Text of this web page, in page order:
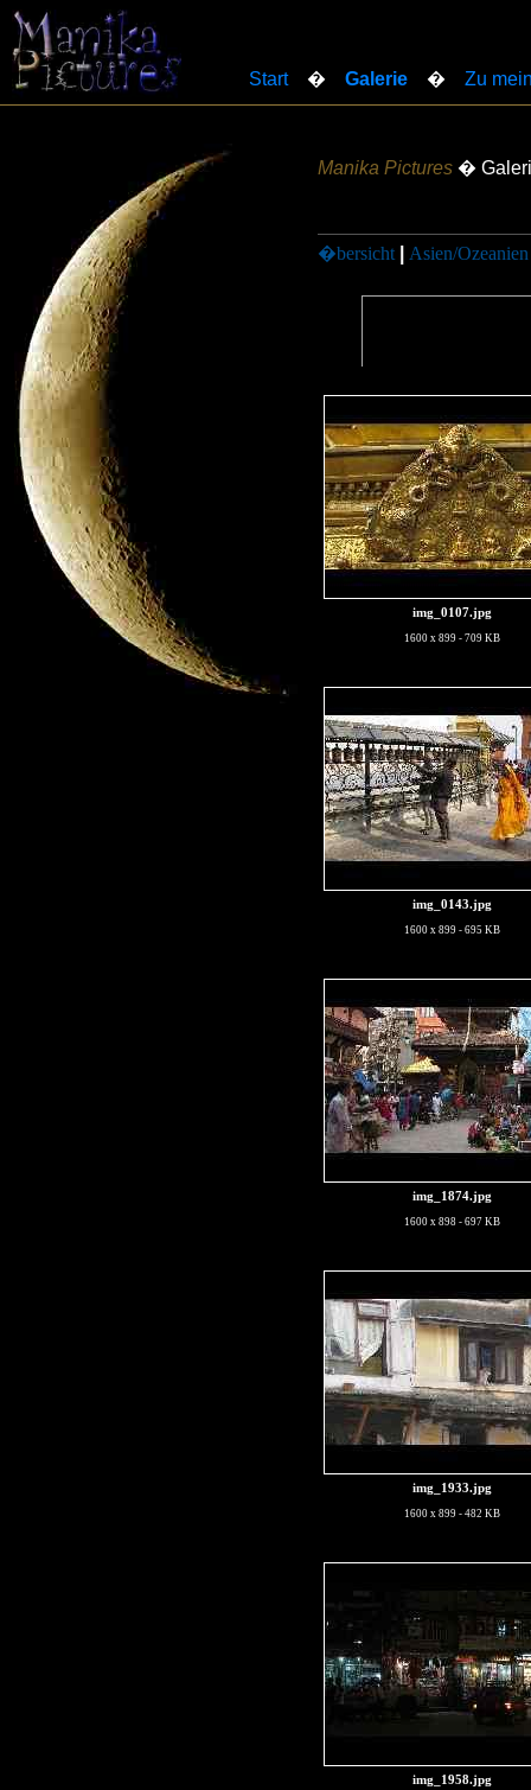
Start� Galerie � Zu
Manika Pictures �
�bersicht Asien/Ozeanien
img_0107.jpg
1600 x 899 - 709 KB
img_0143.jpg
1600 x 899 - 695 KB
img_1874.jpg
1600 x 898 - 697 KB
img_1933.jpg
1600 x 899 - 482 KB
img_1958.jpg